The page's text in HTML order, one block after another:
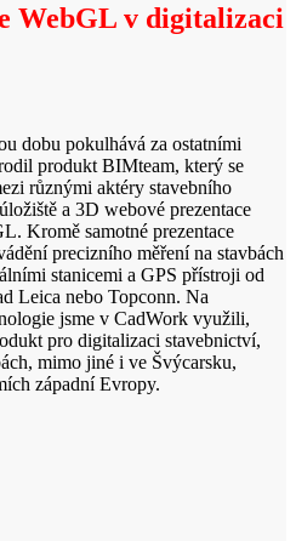
WebGL v digitalizaci
dobu pokulhává za ostatními
produkt BIMteam, který se
různými aktéry stavebního
a 3D webové prezentace
Kromě samotné prezentace
precizního měření na stavbách
stanicemi a GPS přístroji od
Leica nebo Topconn. Na
jsme v CadWork využili,
pro digitalizaci stavebnictví,
mimo jiné i ve Švýcarsku,
západní Evropy.